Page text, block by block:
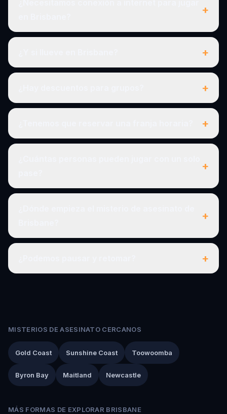
+
+
+
+
+
+
+
MISTERIOS DE ASESINATO CERCANOS
Gold Coast Sunshine Coast Toowoomba
Byron Bay Maitland Newcastle
MÁS FORMAS DE EXPLORAR BRISBANE